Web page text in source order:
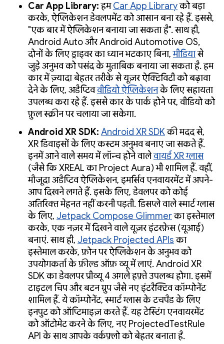
Car App Library:हमCar App Libraryको बड़ा
करके, ऐप्लिकेशन डेवलपमेंट को आसान बना रहे हैं. इससे,
"एक बार में ऐप्लिकेशन बनाया जा सकता है". साथ ही,
Android Auto और Android Automotive OS,
दोनों के लिए ड्राइवर का ध्यान भटकाए बिना,मीडियासे
जुड़े अनुभव को पसंद के मुताबिक बनाया जा सकता है. हम
कार में ज़्यादा बेहतर तरीके से यूज़र ऐक्टिविटी को बढ़ावा
देने के लिए, अडैप्टिववीडियो ऐप्लिकेशनके लिए सहायता
उपलब्ध करा रहे हैं. इससे कार के पार्क होने पर, वीडियो को
फ़ुल स्क्रीन पर चलाया जा सकेगा.
Android XR SDK: Android XR SDKकी मदद से,
XR डिवाइसों के लिए कस्टम अनुभव बनाए जा सकते हैं.
इनमें आने वाले समय में लॉन्च होने वालेवायर्ड XR ग्लास
(जैसे कि XREAL का Project Aura) भी शामिल हैं. वहीं,
मौजूदा अडैप्टिव ऐप्लिकेशन, इमर्सिव एनवायरमेंट में अपने-
आप दिखने लगते हैं. इसके लिए, डेवलपर को कोई
अतिरिक्त मेहनत नहीं करनी पड़ती. डिसप्ले वाले स्मार्ट ग्लास
के लिए, Jetpack Compose Glimmerका इस्तेमाल
करके, एक नज़र में दिखने वाले यूज़र इंटरफ़ेस (यूआई)
बनाएं. साथ ही, Jetpack Projected APIsका
इस्तेमाल करके, फ़ोन पर ऐप्लिकेशन के अनुभव को
उपयोगकर्ता के फ़ील्ड ऑफ़ व्यू में लाएं. Android XR
SDK का डेवलपर प्रीव्यू 4 अगले हफ़्ते उपलब्ध होगा. इसमें
टाइटल चिप और बटन ग्रुप जैसे नए इंटरैक्टिव कॉम्पोनेंट
शामिल हैं. ये कॉम्पोनेंट, स्मार्ट ग्लास के टचपैड के लिए
इनपुट को ऑप्टिमाइज़ करते हैं. यह टेस्टिंग एनवायरमेंट
को ऑटोमेट करने के लिए, नए ProjectedTestRule
API के साथ आपके वर्कफ़्लो को बेहतर बनाता है.